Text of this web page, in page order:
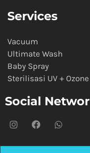
Services
Vacuum
Ultimate Wash
Baby Spray
Sterilisasi UV + Ozone
Social